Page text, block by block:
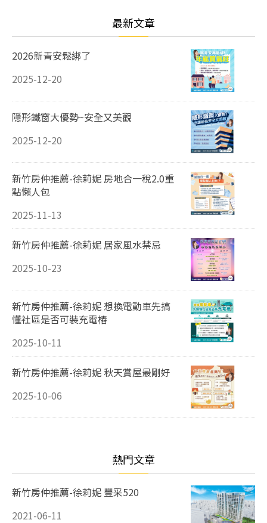
最新文章
2026新青安鬆綁了
2025-12-20
隱形鐵窗大優勢~安全又美觀
2025-12-20
新竹房仲推薦-徐莉妮 房地合一稅2.0重
點懶人包
2025-11-13
新竹房仲推薦-徐莉妮 居家風水禁忌
2025-10-23
新竹房仲推薦-徐莉妮 想換電動車先搞
懂社區是否可裝充電樁
2025-10-11
新竹房仲推薦-徐莉妮 秋天賞屋最剛好
2025-10-06
熱門文章
新竹房仲推薦-徐莉妮 豐采520
2021-06-11